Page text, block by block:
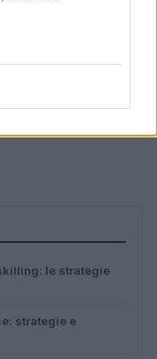
le strategie
strategie e